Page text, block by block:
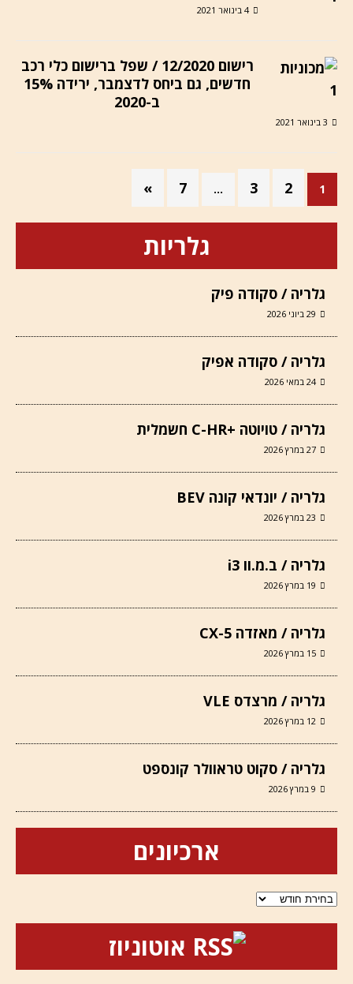
4 בינואר 2021
רישום 12/2020 / שפל ברישום כלי רכב
חדשים, גם ביחס לדצמבר, ירידה 15%
ב-2020
3 בינואר 2021
1
2
3
…
7
»
גלריות
גלריה / סקודה פיק
29 ביוני 2026
גלריה / סקודה אפיק
24 במאי 2026
גלריה / טויוטה +C-HR חשמלית
27 במרץ 2026
גלריה / יונדאי קונה BEV
23 במרץ 2026
גלריה / ב.מ.וו i3
19 במרץ 2026
גלריה / מאזדה CX-5
15 במרץ 2026
גלריה / מרצדס VLE
12 במרץ 2026
גלריה / סקוט טראוולר קונספט
9 במרץ 2026
ארכיונים
ארכיונים
אוטוניוז